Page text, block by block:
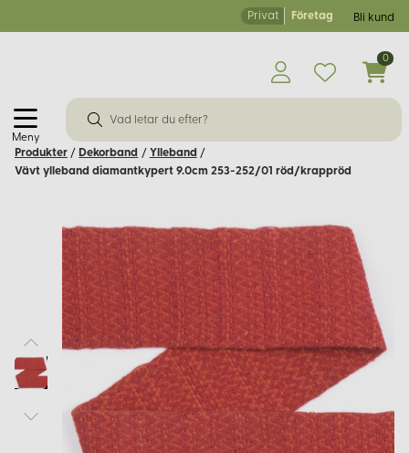
Privat Företag Bli kund
Meny
0
Produkter / Dekorband / Ylleband /
Vävt ylleband diamantkypert 9.0cm 253-252/01 röd/krappröd